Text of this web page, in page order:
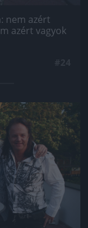
nem azért
azért vagyok